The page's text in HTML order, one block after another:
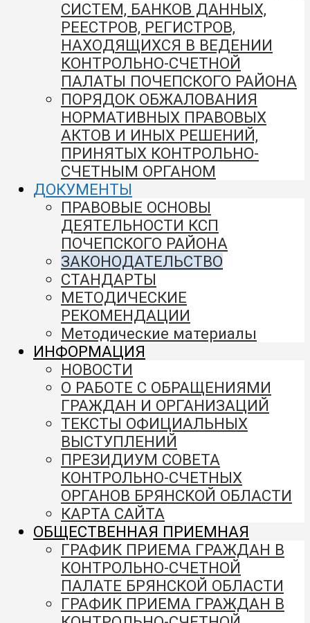
СИСТЕМ, БАНКОВ ДАННЫХ,
РЕЕСТРОВ, РЕГИСТРОВ,
НАХОДЯЩИХСЯ В ВЕДЕНИИ
КОНТРОЛЬНО-СЧЕТНОЙ
ПАЛАТЫ ПОЧЕПСКОГО РАЙОНА
ПОРЯДОК ОБЖАЛОВАНИЯ
НОРМАТИВНЫХ ПРАВОВЫХ
АКТОВ И ИНЫХ РЕШЕНИЙ,
ПРИНЯТЫХ КОНТРОЛЬНО-
СЧЕТНЫМ ОРГАНОМ
ДОКУМЕНТЫ
ПРАВОВЫЕ ОСНОВЫ
ДЕЯТЕЛЬНОСТИ КСП
ПОЧЕПСКОГО РАЙОНА
ЗАКОНОДАТЕЛЬСТВО
СТАНДАРТЫ
МЕТОДИЧЕСКИЕ
РЕКОМЕНДАЦИИ
Методические материалы
ИНФОРМАЦИЯ
НОВОСТИ
О РАБОТЕ С ОБРАЩЕНИЯМИ
ГРАЖДАН И ОРГАНИЗАЦИЙ
ТЕКСТЫ ОФИЦИАЛЬНЫХ
ВЫСТУПЛЕНИЙ
ПРЕЗИДИУМ СОВЕТА
КОНТРОЛЬНО-СЧЕТНЫХ
ОРГАНОВ БРЯНСКОЙ ОБЛАСТИ
КАРТА САЙТА
ОБЩЕСТВЕННАЯ ПРИЕМНАЯ
ГРАФИК ПРИЕМА ГРАЖДАН В
КОНТРОЛЬНО-СЧЕТНОЙ
ПАЛАТЕ БРЯНСКОЙ ОБЛАСТИ
ГРАФИК ПРИЕМА ГРАЖДАН В